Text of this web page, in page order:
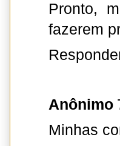
Pronto,
fazerem
Anônimo
Minhas